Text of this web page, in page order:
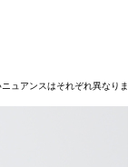
ュアンスはそれぞれ異なりま